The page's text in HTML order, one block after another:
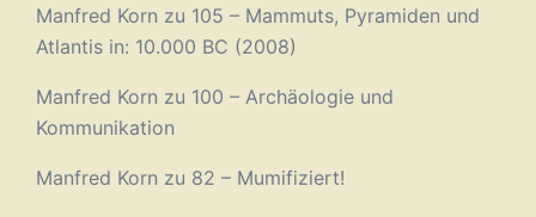
Manfred Korn zu 105 – Mammuts, Pyramiden und
Atlantis in: 10.000 BC (2008)
Manfred Korn zu 100 – Archäologie und
Kommunikation
Manfred Korn zu 82 – Mumifiziert!